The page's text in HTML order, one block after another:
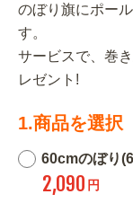
のぼり旗にポー
す。
サービスで、巻
レゼント!
1.商品を選択
60cmのぼり
2,090 円